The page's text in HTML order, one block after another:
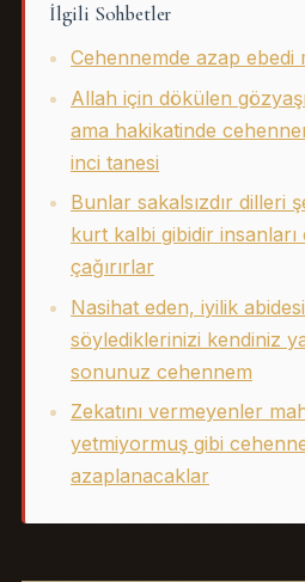
İlgili Sohbetler
Cehennemde azap ebedi
Allah için dökülen
ama hakikatinde
inci tanesi
Bunlar sakalsızdır dilleri
kurt kalbi gibidir insanları
çağırırlar
Nasihat eden, iyilik
söylediklerinizi kendiniz
sonunuz cehennem
Zekatını vermeyenler
yetmiyormuş gibi
azaplanacaklar